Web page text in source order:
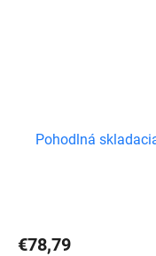
Pohodlná
€78,79